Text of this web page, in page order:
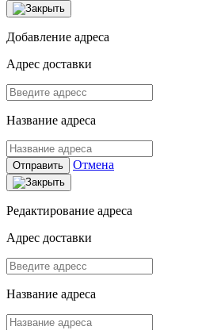
Добавление адреса
Адрес доставки
Название адреса
Отправить Отмена
Редактирование адреса
Адрес доставки
Название адреса